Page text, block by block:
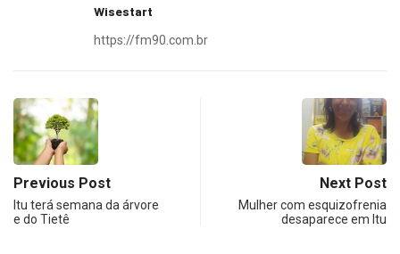
Wisestart
https://fm90.com.br
Previous Post
Itu terá semana da árvore
e do Tietê
Next Post
Mulher com esquizofrenia
desaparece em Itu